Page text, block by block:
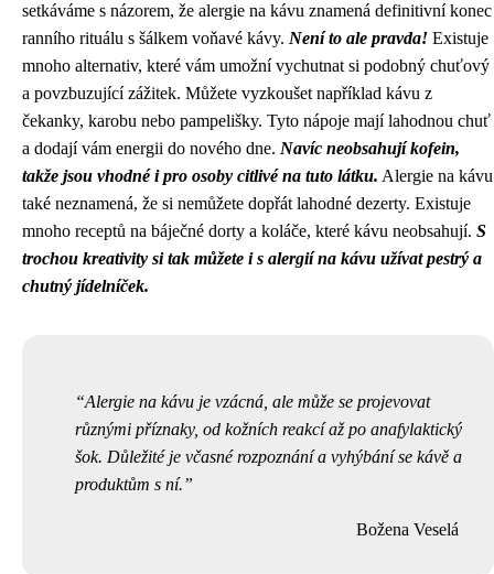
setkáváme s názorem, že alergie na kávu znamená definitivní konec
ranního rituálu s šálkem voňavé kávy. Není to ale pravda! Existuje
mnoho alternativ, které vám umožní vychutnat si podobný chuťový
a povzbuzující zážitek. Můžete vyzkoušet například kávu z
čekanky, karobu nebo pampelišky. Tyto nápoje mají lahodnou chuť
a dodají vám energii do nového dne. Navíc neobsahují kofein,
takže jsou vhodné i pro osoby citlivé na tuto látku. Alergie na kávu
také neznamená, že si nemůžete dopřát lahodné dezerty. Existuje
mnoho receptů na báječné dorty a koláče, které kávu neobsahují. S
trochou kreativity si tak můžete i s alergií na kávu užívat pestrý a
chutný jídelníček.
Alergie na kávu je vzácná, ale může se projevovat
různými příznaky, od kožních reakcí až po anafylaktický
šok. Důležité je včasné rozpoznání a vyhýbání se kávě a
produktům s ní.
Božena Veselá